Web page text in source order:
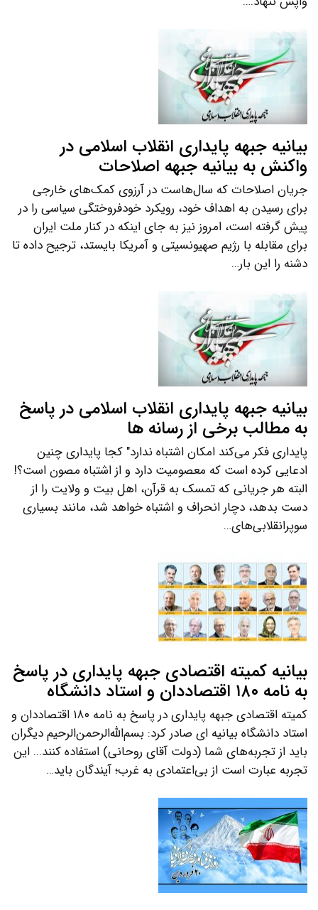
بیانیه جبهه پایداری انقلاب اسلامی در
واکنش به بیانیه جبهه اصلاحات
جریان اصلاحات که سال‌هاست در آرزوی کمک‌های خارجی
برای رسیدن به اهداف خود، رویکرد خودفروختگی سیاسی را در
پیش گرفته است، امروز نیز به جای اینکه در کنار ملت ایران
برای مقابله با رژیم صهیونسیتی و آمریکا بایستد، ترجیح داده تا
دشنه را این بار…
بیانیه جبهه پایداری انقلاب اسلامی در پاسخ
به مطالب برخی از رسانه ها
پایداری فکر می‌کند امکان اشتباه ندارد" کجا پایداری چنین
ادعایی کرده است که معصومیت دارد و از اشتباه مصون است؟!
البته هر جریانی که تمسک به قرآن، اهل بیت و ولایت را از
دست بدهد، دچار انحراف و اشتباه خواهد شد، مانند بسیاری
سوپرانقلابی‌های…
بیانیه کمیته اقتصادی جبهه پایداری در پاسخ
به نامه ۱۸۰ اقتصاددان و استاد دانشگاه
کمیته اقتصادی جبهه پایداری در پاسخ به نامه ۱۸۰ اقتصاددان و
استاد دانشگاه بیانیه ای صادر کرد: بسم‌الله‌الرحمن‌الرحیم دیگران
باید از تجربه‌های شما (دولت آقای روحانی) استفاده کنند... این
تجربه عبارت است از بی‌اعتمادی به غرب؛ آیندگان باید…